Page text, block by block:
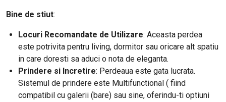
Bine de stiut:
Locuri Recomandate de Utilizare: Aceasta perdea
este potrivita pentru living, dormitor sau oricare alt spatiu
in care doresti sa aduci o nota de eleganta.
Prindere si Incretire: Perdeaua este gata lucrata.
Sistemul de prindere este Multifunctional ( fiind
compatibil cu galerii (bare) sau sine, oferindu-ti optiuni